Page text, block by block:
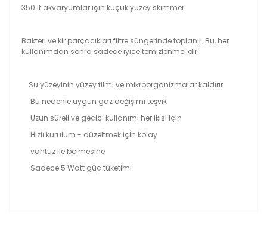
350 lt akvaryumlar için küçük yüzey skimmer.
Bakteri ve kir parçacıkları filtre süngerinde toplanır. Bu, her
kullanımdan sonra sadece iyice temizlenmelidir.
Su yüzeyinin yüzey filmi ve mikroorganizmalar kaldırır
Bu nedenle uygun gaz değişimi teşvik
Uzun süreli ve geçici kullanımı her ikisi için
Hızlı kurulum - düzeltmek için kolay
vantuz ile bölmesine
Sadece 5 Watt güç tüketimi